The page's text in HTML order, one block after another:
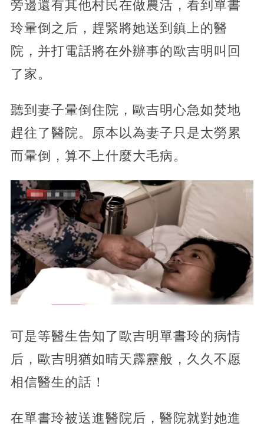
旁邊還有其他村民在做農活，看到單書
玲暈倒之后，趕緊將她送到鎮上的醫
院，并打電話將在外辦事的歐吉明叫回
了家。
聽到妻子暈倒住院，歐吉明心急如焚地
趕往了醫院。原本以為妻子只是太勞累
而暈倒，算不上什麼大毛病。
可是等醫生告知了歐吉明單書玲的病情
后，歐吉明猶如晴天霹靂般，久久不愿
相信醫生的話！
在單書玲被送進醫院后，醫院就對她進